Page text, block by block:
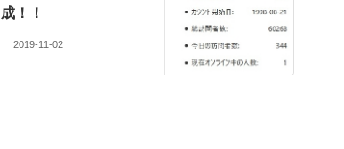
成！！
2019-11-02